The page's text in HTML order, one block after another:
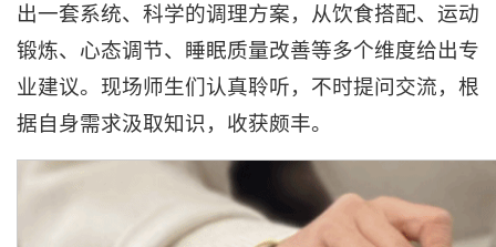
出一套系统、科学的调理方案，从饮食搭配、运动
锻炼、心态调节、睡眠质量改善等多个维度给出专
业建议。现场师生们认真聆听，不时提问交流，根
据自身需求汲取知识，收获颇丰。